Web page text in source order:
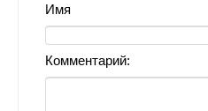
Имя
Комментарий: